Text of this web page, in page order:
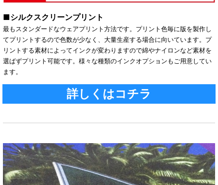
■シルクスクリーンプリント
最もスタンダードなウェアプリント方法です。プリント色毎に版を製作し
てプリントするので色数が少なく、大量生産する場合に向いています。プ
リントする素材によってインクが変わりますので綿やナイロンなど素材を
選ばずプリント可能です。様々な種類のインクオプションもご用意してい
ます。
詳しくはコチラ